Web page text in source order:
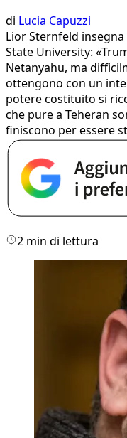
di Lucia Capuzzi
Lior Sternfeld
State University:
Netanyahu, ma
ottengono con un
potere costituito si
che pure a Teheran
finiscono per essere
2 min di lettura